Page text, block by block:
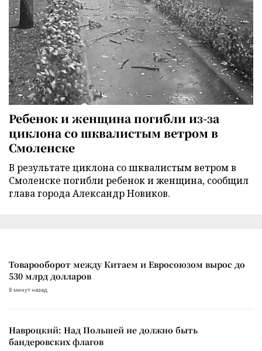
Ребенок и женщина погибли из-за
циклона со шквалистым ветром в
Смоленске
В результате циклона со шквалистым ветром в
Смоленске погибли ребенок и женщина, сообщил
глава города Александр Новиков.
Товарооборот между Китаем и Евросоюзом вырос до
530 млрд долларов
8 минут назад
Навроцкий: Над Польшей не должно быть
бандеровских флагов